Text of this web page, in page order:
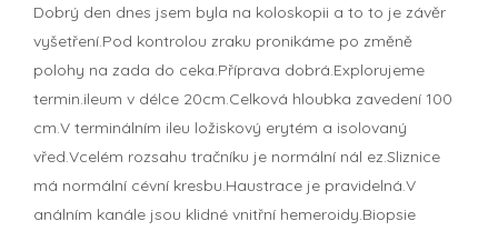
Dobrý den dnes jsem byla na koloskopii a to to je závěr
vyšetření.Pod kontrolou zraku pronikáme po změně
polohy na zada do ceka.Příprava dobrá.Explorujeme
termin.ileum v délce 20cm.Celková hloubka zavedení 100
cm.V terminálním ileu ložiskový erytém a isolovaný
vřed.Vcelém rozsahu tračníku je normální nál ez.Sliznice
má normální cévní kresbu.Haustrace je pravidelná.V
análním kanále jsou klidné vnitřní hemeroidy.Biopsie